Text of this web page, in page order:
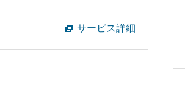
サービス詳細